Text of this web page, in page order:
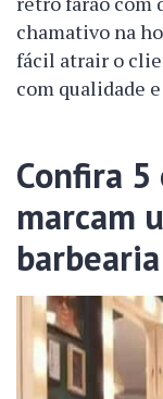
chamativo na
fácil atrair o
com qualidade
Confira
marcam